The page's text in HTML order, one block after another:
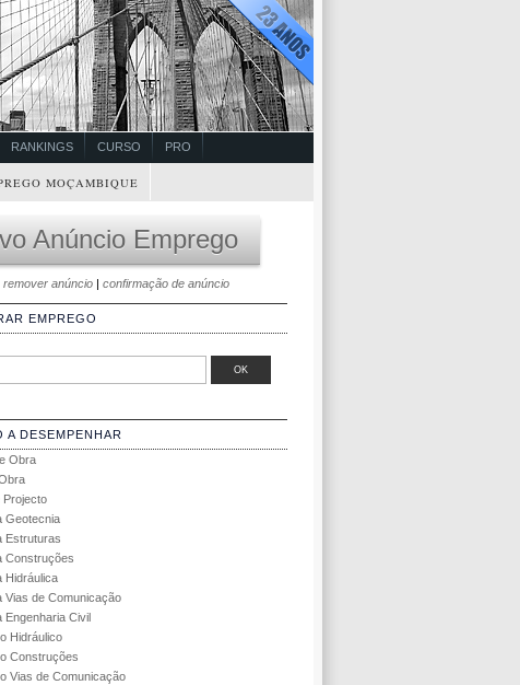
RANKINGS CURSO PRO
MOÇAMBIQUE
Anúncio Emprego
remover anúncio | confirmação de anúncio
EMPREGO
A DESEMPENHAR
Obra
Geotecnia
Estruturas
Construções
Hidráulica
Vias de Comunicação
Engenharia Civil
Hidráulico
Construções
Vias de Comunicação